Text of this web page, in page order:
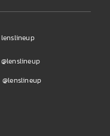
lenslineup
@lenslineup
@lenslineup